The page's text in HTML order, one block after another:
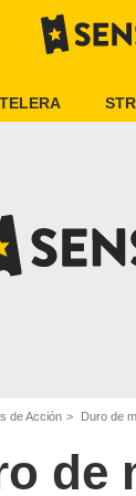
de Acción Duro de
de